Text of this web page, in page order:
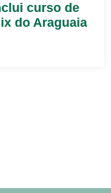
curso de
do Araguaia